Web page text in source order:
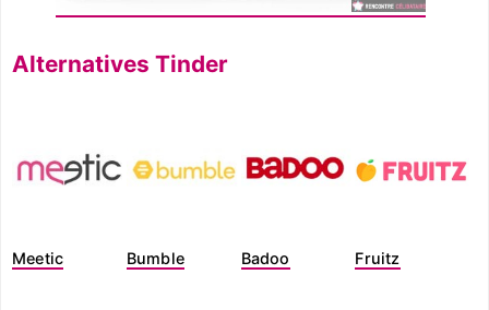
Alternatives Tinder
Meetic Bumble Badoo Fruitz